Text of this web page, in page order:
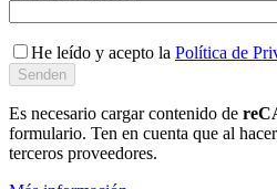
He leído y acepto la Política de
Es necesario cargar contenido de
formulario. Ten en cuenta que al
terceros proveedores.